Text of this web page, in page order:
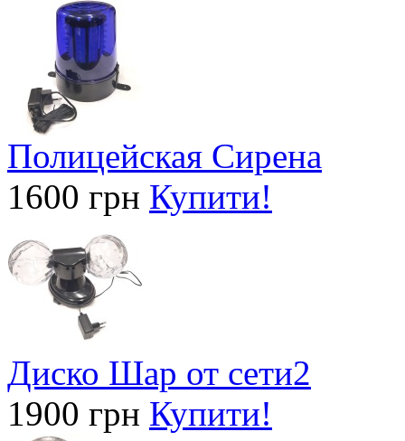
Полицейская Сирена
1600 грн Купити!
Диско Шар от сети2
1900 грн Купити!